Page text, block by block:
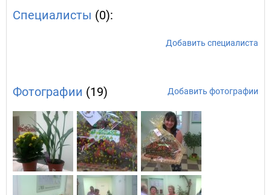
Специалисты (0):
Добавить специалиста
Фотографии (19) Добавить фотографии